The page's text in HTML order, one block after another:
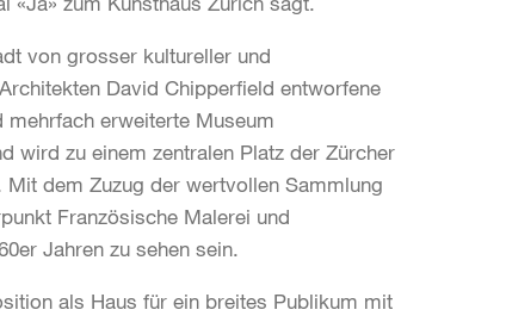
von grosser kultureller und
David Chipperfield entworfene
mehrfach erweiterte Museum
wird zu einem zentralen Platz der Zürcher
dem Zuzug der wertvollen Sammlung
Französische Malerei und
Jahren zu sehen sein.
als Haus für ein breites Publikum mit